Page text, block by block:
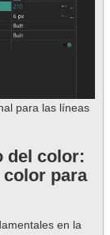
para las líneas
del color:
color para
en la